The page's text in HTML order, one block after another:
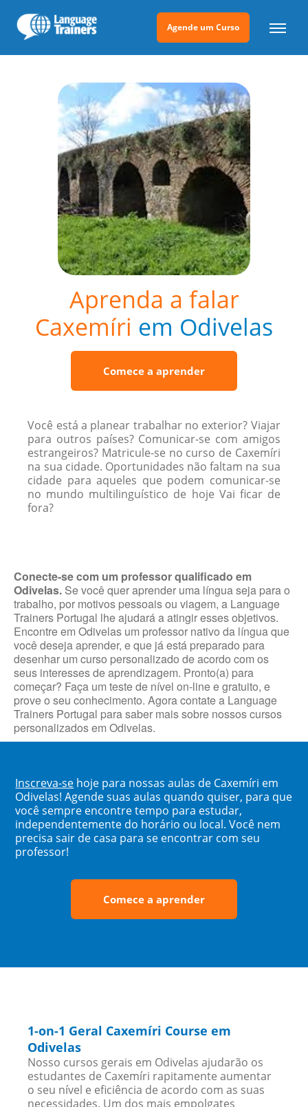
Agende um Curso
Aprenda a falar
Caxemíri em Odivelas
Comece a aprender
Você está a planear trabalhar no exterior? Viajar
para outros países? Comunicar-se com amigos
estrangeiros? Matricule-se no curso de Caxemíri
na sua cidade. Oportunidades não faltam na sua
cidade para aqueles que podem comunicar-se
no mundo multilinguístico de hoje Vai ficar de
fora?
Conecte-se com um professor qualificado em
Odivelas. Se você quer aprender uma língua seja para o
trabalho, por motivos pessoais ou viagem, a Language
Trainers Portugal lhe ajudará a atingir esses objetivos.
Encontre em Odivelas um professor nativo da língua que
você deseja aprender, e que já está preparado para
desenhar um curso personalizado de acordo com os
seus interesses de aprendizagem. Pronto(a) para
começar? Faça um teste de nível on-line e gratuito, e
prove o seu conhecimento. Agora contate a Language
Trainers Portugal para saber mais sobre nossos cursos
personalizados em Odivelas.
Inscreva-se hoje para nossas aulas de Caxemíri em
Odivelas! Agende suas aulas quando quiser, para que
você sempre encontre tempo para estudar,
independentemente do horário ou local. Você nem
precisa sair de casa para se encontrar com seu
professor!
Comece a aprender
1-on-1 Geral Caxemíri Course em
Odivelas
Nosso cursos gerais em Odivelas ajudarão os
estudantes de Caxemíri rapitamente aumentar
o seu nível e eficiência de acordo com as suas
necessidades. Um dos mais empolgates